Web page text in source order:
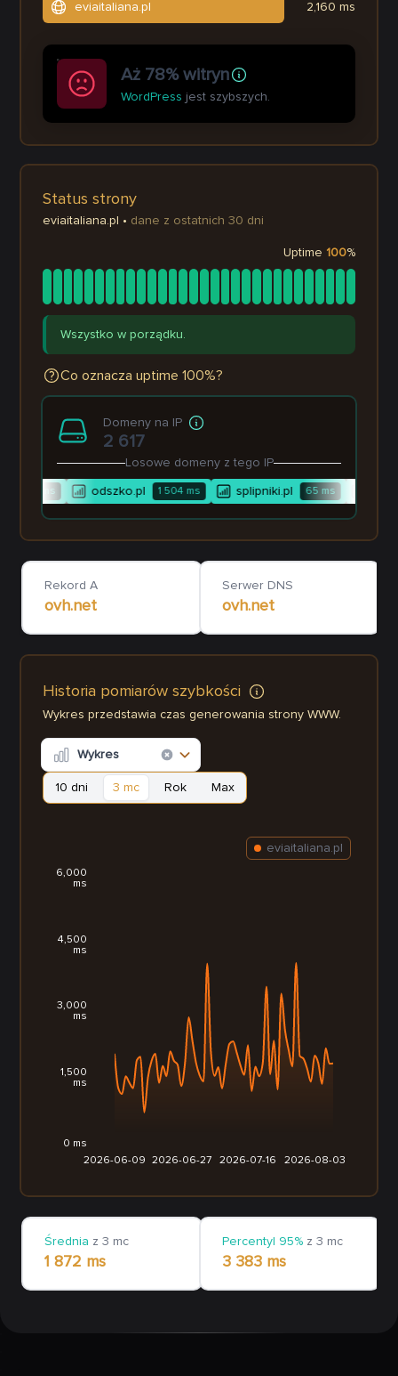
eviaitaliana.pl 2,160 ms
Aż 78% witryn
WordPress jest szybszych.
Status strony
eviaitaliana.pl • dane z ostatnich 30 dni
Uptime 100%
Wszystko w porządku.
Co oznacza uptime 100%?
Domeny na IP
2 617
Losowe domeny z tego IP
odszko.pl 1 504ms splipniki.pl 65ms
Rekord A
ovh.net
Serwer DNS
ovh.net
Historia pomiarów szybkości
Wykres przedstawia czas generowania strony WWW.
Wykres
10 dni 3 mc Rok Max
2026-06-09 2026-06-27 2026-07-16 2026-08-03
0 ms
1,500
ms
3,000
ms
4,500
ms
6,000
ms
eviaitaliana.pl
Średnia z 3 mc
1 872 ms
Percentyl 95% z 3 mc
3 383 ms